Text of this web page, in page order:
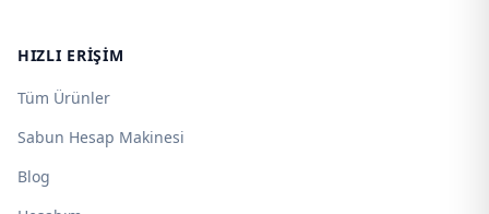
HIZLI ERIŞIM
Tüm Ürünler
Sabun Hesap Makinesi
Blog